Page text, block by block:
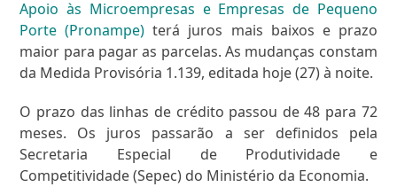
Apoio às Microempresas e Empresas de Pequeno
Porte (Pronampe) terá juros mais baixos e prazo
maior para pagar as parcelas. As mudanças constam
da Medida Provisória 1.139, editada hoje (27) à noite.
O prazo das linhas de crédito passou de 48 para 72
meses. Os juros passarão a ser definidos pela
Secretaria Especial de Produtividade e
Competitividade (Sepec) do Ministério da Economia.